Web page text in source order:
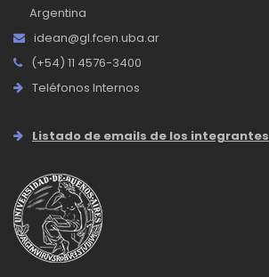
Argentina
idean@gl.fcen.uba.ar
(+54) 11 4576-3400
Teléfonos Internos
Listado de emails de los integrantes